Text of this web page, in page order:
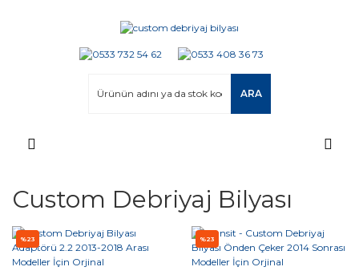
ARA
Custom Debriyaj Bilyası
%23 %23